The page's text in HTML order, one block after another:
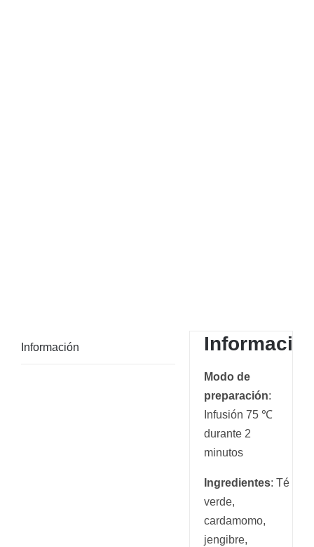
Información
Modo de
preparación:
Infusión 75 ℃
durante 2
minutos
Ingredientes: Té
verde,
cardamomo,
jengibre,